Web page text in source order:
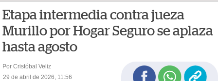
Etapa intermedia contra jueza
Murillo por Hogar Seguro se aplaza
hasta agosto
Por Cristóbal Veliz
29 de abril de 2026, 11:56